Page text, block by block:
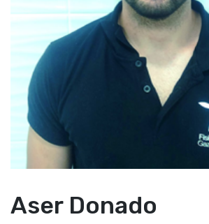
Aser Donado